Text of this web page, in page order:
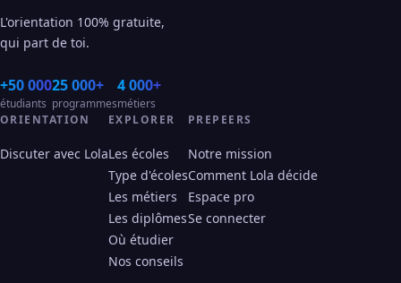
L'orientation 100% gratuite,
qui part de toi.
+50 000
étudiants
25 000+
programmes
4 000+
métiers
ORIENTATION
Discuter avec Lola
EXPLORER
Les écoles
Type d'écoles
Les métiers
Les diplômes
Où étudier
Nos conseils
PREPEERS
Notre mission
Comment Lola décide
Espace pro
Se connecter